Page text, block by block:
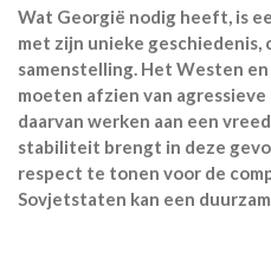
Wat Georgië nodig heeft, is
met zijn unieke
samenstelling. Het Westen
moeten afzien van
daarvan werken aan een
stabiliteit brengt in deze
respect te tonen voor de
Sovjetstaten kan een